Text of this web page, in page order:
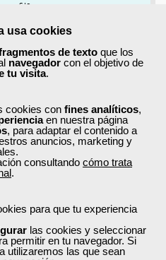
usa cookies
de texto que los
navegador con el objetivo de
tu visita.
cookies con fines analíticos,
en nuestra página
, para adaptar el contenido a
anuncios, marketing y
consultando cómo trata
.
para que tu experiencia
las cookies y seleccionar
permitir en tu navegador. Si
utilizaremos las que sean
perfil?
más adelante
sobre cursos, ofertas
el aprendizaje.
de Privacidad